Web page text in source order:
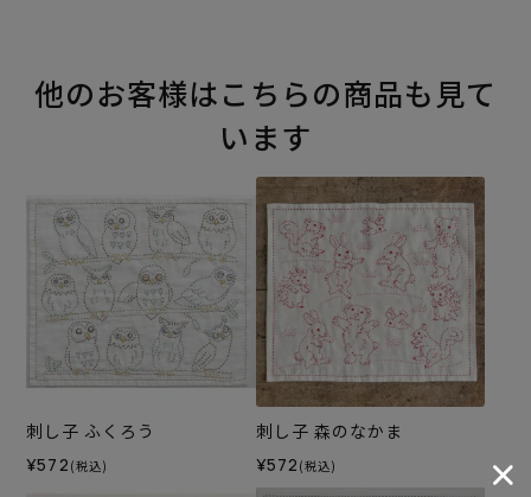
他のお客様はこちらの商品も見て
います
刺し子 ふくろう
¥572 (税込)
刺し子 森のなかま
¥572 (税込)